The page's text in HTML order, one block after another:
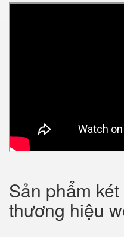
Sản phẩm
thương hiệu